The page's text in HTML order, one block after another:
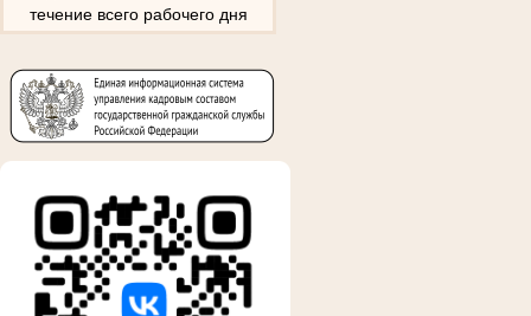
течение всего рабочего дня